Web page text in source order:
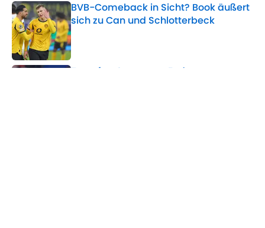
BVB-Comeback in Sicht? Book äußert
sich zu Can und Schlotterbeck
Published by on Invalid Date
Transfer-Causa am Ende: